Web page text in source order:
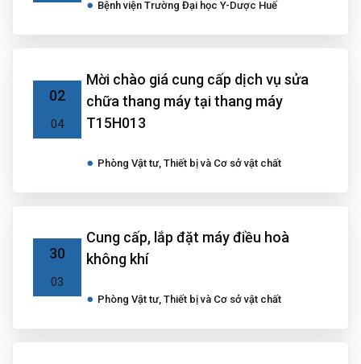
Bệnh viện Trường Đại học Y-Dược Huế
02
04
Mời chào giá cung cấp dịch vụ sửa
chữa thang máy tại thang máy
T15H013
Phòng Vật tư, Thiết bị và Cơ sở vật chất
30
03
Cung cấp, lắp đặt máy điều hoà
không khí
Phòng Vật tư, Thiết bị và Cơ sở vật chất